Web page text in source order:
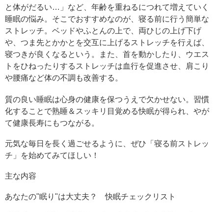
と体がだるい…」など、年齢を重ねるにつれて増えていく
睡眠の悩み。そこでおすすめなのが、寝る前に行う簡単な
ストレッチ。ベッドやふとんの上で、両ひじの上げ下げ
や、つま先とかかとを交互に上げるストレッチを行えば、
寝つきが良くなるという。また、首を動かしたり、ウエス
トをひねったりするストレッチは血行を促進させ、肩こり
や腰痛など体の不調も改善する。
質の良い睡眠は心身の健康を保つうえで欠かせない。習慣
化することで熟睡＆スッキリ目覚める快眠が得られ、やが
て健康長寿にもつながる。
元気な毎日を長く過ごせるように、ぜひ「寝る前ストレッ
チ」を始めてみてほしい！
主な内容
あなたの"眠り"は大丈夫？ 快眠チェックリスト